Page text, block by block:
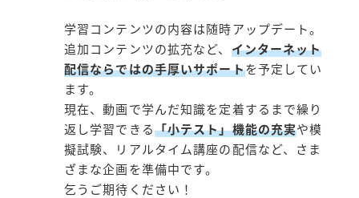
学習コンテンツの内容は随時アップデート。
追加コンテンツの拡充など、 インターネット
配信ならではの手厚いサポートを予定してい
ます。
現在、動画で学んだ知識を定着するまで繰り
返し学習できる「小テスト」機能の充実や模
擬試験、リアルタイム講座の配信など、さま
ざまな企画を準備中です。
乞うご期待ください！